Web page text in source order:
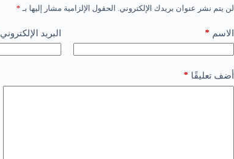
لن يتم نشر عنوان بريدك الإلكتروني. الحقول الإلزامية مشار إليها بـ *
الاسم * البريد الإلكتروني
أضف تعليقًا *